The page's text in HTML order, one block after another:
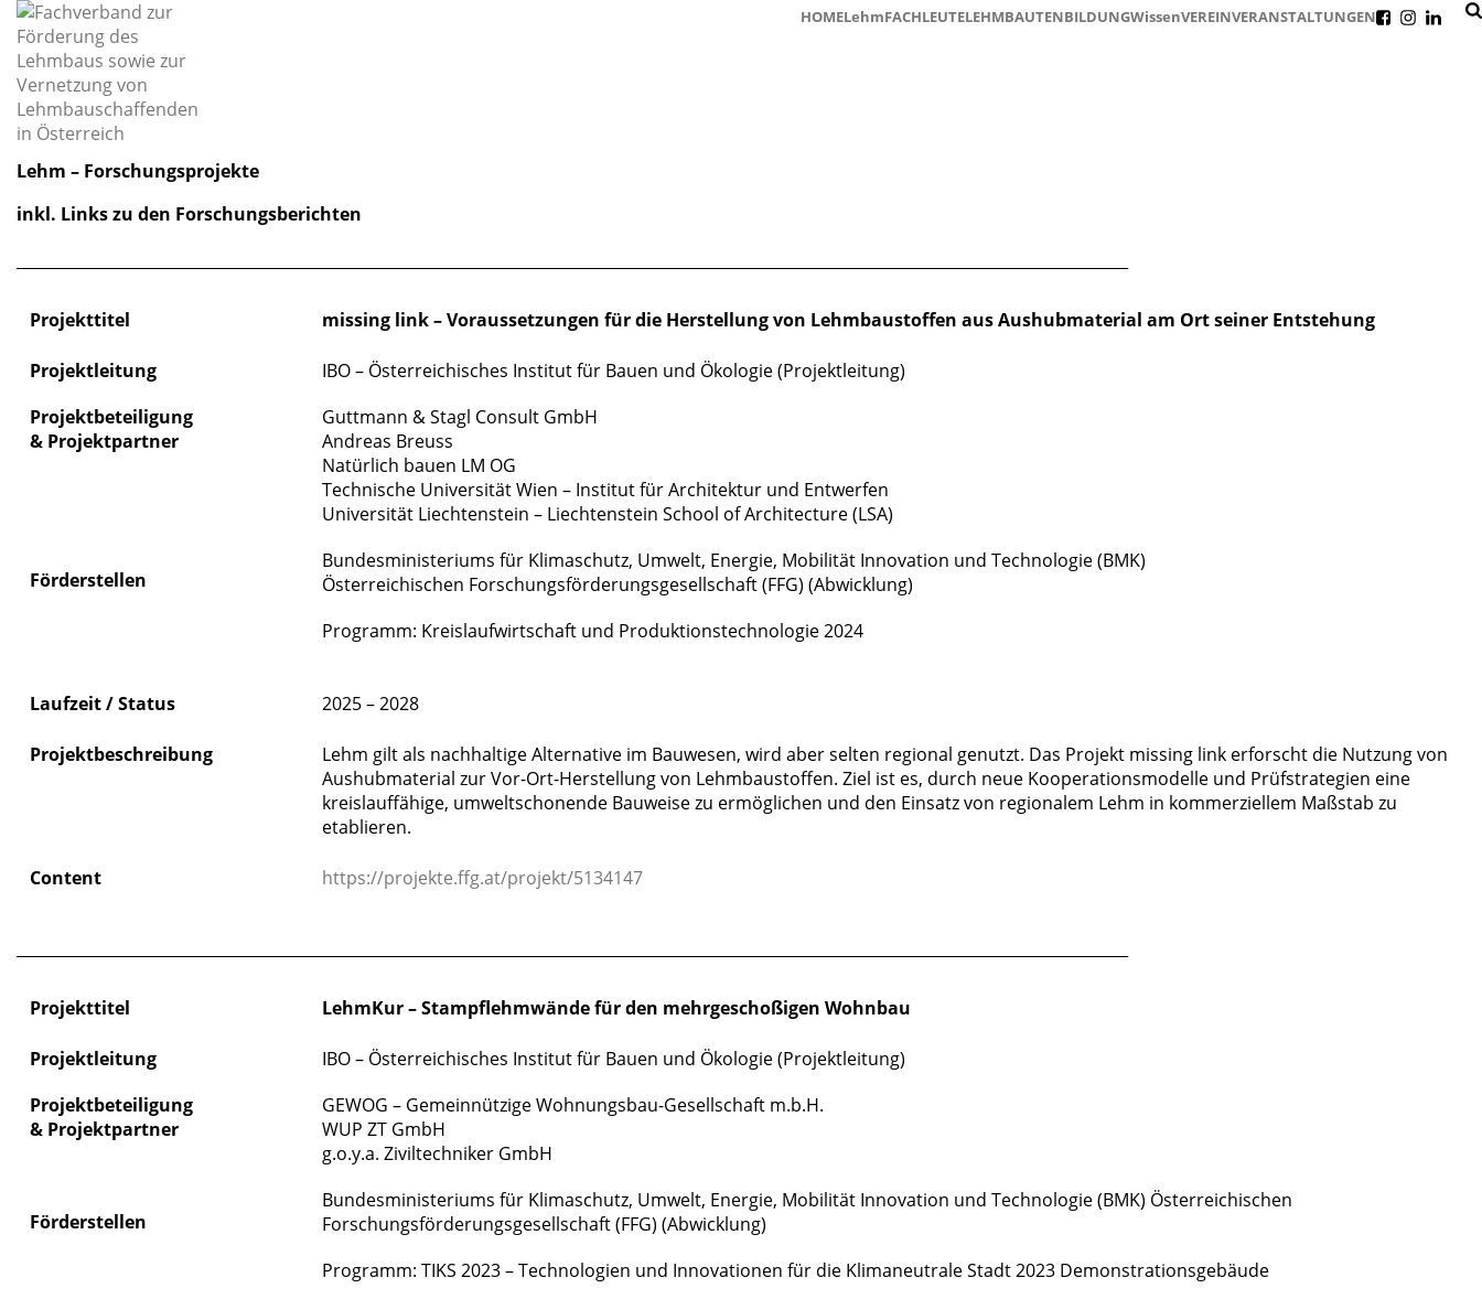
HOMELehmFACHLEUTELEHMBAUTENBILDUNGWissenVEREINVERANSTALTUNGEN
Lehm – Forschungsprojekte
inkl. Links zu den Forschungsberichten
Projekttitel missing link – Voraussetzungen für die Herstellung von Lehmbaustoffen aus Aushubmaterial am Ort seiner Entstehung
Projektleitung
Projektbeteiligung
& Projektpartner
Förderstellen
IBO – Österreichisches Institut für Bauen und Ökologie (Projektleitung)
Guttmann & Stagl Consult GmbH
Andreas Breuss
Natürlich bauen LM OG
Technische Universität Wien – Institut für Architektur und Entwerfen
Universität Liechtenstein – Liechtenstein School of Architecture (LSA)
Bundesministeriums für Klimaschutz, Umwelt, Energie, Mobilität Innovation und Technologie (BMK)
Österreichischen Forschungsförderungsgesellschaft (FFG) (Abwicklung)
Programm: Kreislaufwirtschaft und Produktionstechnologie 2024
Laufzeit / Status 2025 – 2028
Projektbeschreibung
Lehm gilt als nachhaltige Alternative im Bauwesen, wird aber selten regional genutzt. Das Projekt missing link erforscht die Nutzung von
Aushubmaterial zur Vor-Ort-Herstellung von Lehmbaustoffen. Ziel ist es, durch neue Kooperationsmodelle und Prüfstrategien eine
kreislauffähige, umweltschonende Bauweise zu ermöglichen und den Einsatz von regionalem Lehm in kommerziellem Maßstab zu
etablieren.
Content https://projekte.ffg.at/projekt/5134147
Projekttitel LehmKur – Stampflehmwände für den mehrgeschoßigen Wohnbau
Projektleitung
Projektbeteiligung
& Projektpartner
Förderstellen
IBO – Österreichisches Institut für Bauen und Ökologie (Projektleitung)
GEWOG – Gemeinnützige Wohnungsbau-Gesellschaft m.b.H.
WUP ZT GmbH
g.o.y.a. Ziviltechniker GmbH
Bundesministeriums für Klimaschutz, Umwelt, Energie, Mobilität Innovation und Technologie (BMK) Österreichischen
Forschungsförderungsgesellschaft (FFG) (Abwicklung)
Programm: TIKS 2023 – Technologien und Innovationen für die Klimaneutrale Stadt 2023 Demonstrationsgebäude